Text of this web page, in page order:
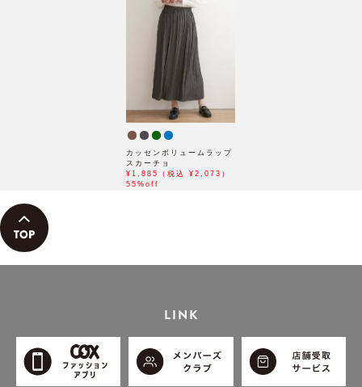
カッセンボリュームラップ
スカーチョ
¥1,885（税込 ¥2,073）
55%off
LINK